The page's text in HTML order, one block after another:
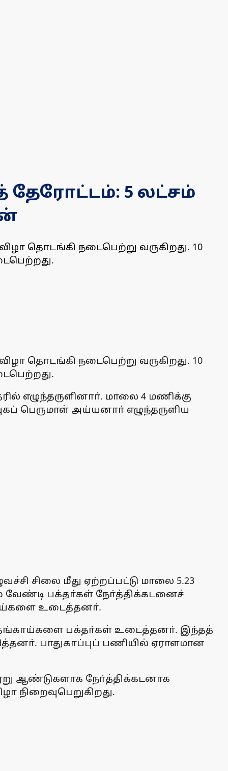
தேரோட்டம்: 5 லட்சம்
தொடங்கி நடைபெற்று வருகிறது. 10
தொடங்கி நடைபெற்று வருகிறது. 10
எழுந்தருளினாா். மாலை 4 மணிக்கு
பெருமாள் அய்யனாா் எழுந்தருளிய
சிலை மீது ஏற்றப்பட்டு மாலை 5.23
பக்தா்கள் நோ்த்திக்கடனைச்
உடைத்தனா்.
தேங்காய்களை பக்தா்கள் உடைத்தனா். இந்தத்
பாதுகாப்புப் பணியில் ஏராளமான
ஆண்டுகளாக நோ்த்திக்கடனாக
நிறைவுபெறுகிறது.